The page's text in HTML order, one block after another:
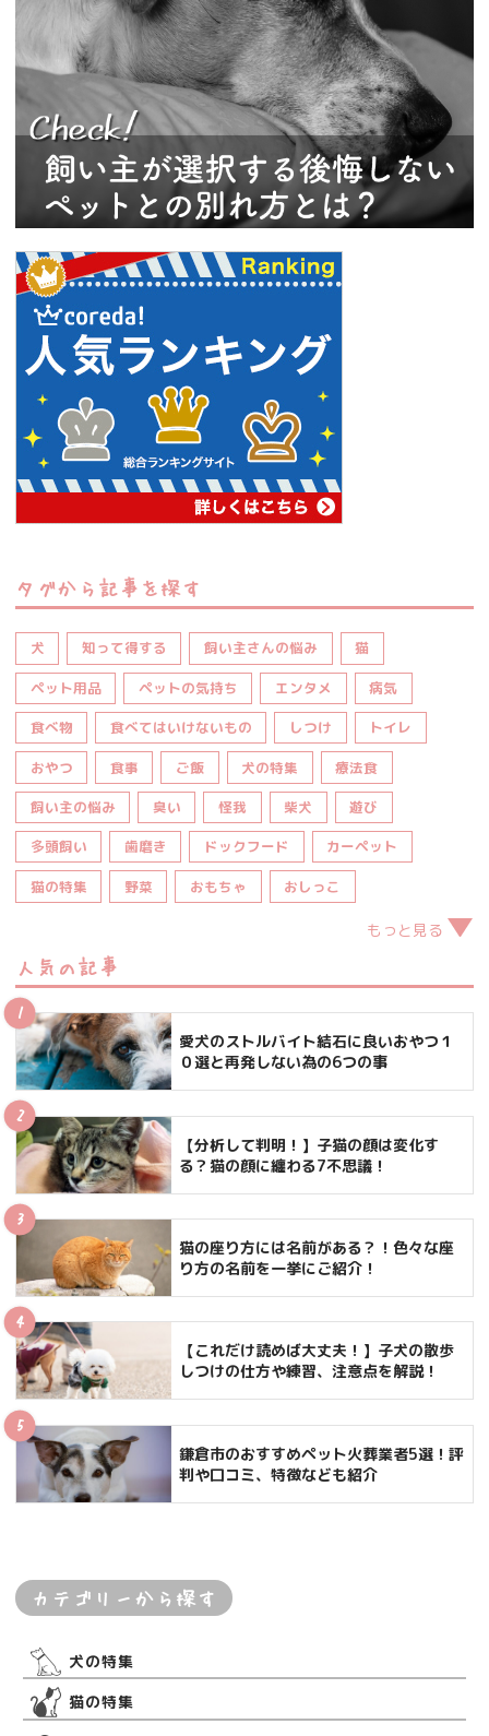
タグから記事を探す
犬 知って得する 飼い主さんの悩み 猫
ペット用品 ペットの気持ち エンタメ 病気
食べ物 食べてはいけないもの しつけ トイレ
おやつ 食事 ご飯 犬の特集 療法食
飼い主の悩み 臭い 怪我 柴犬 遊び
多頭飼い 歯磨き ドックフード カーペット
猫の特集 野菜 おもちゃ おしっこ
もっと見る
人気の記事
愛犬のストルバイト結石に良いおやつ１
０選と再発しない為の6つの事
【分析して判明！】子猫の顔は変化す
る？猫の顔に纏わる7不思議！
猫の座り方には名前がある？！色々な座
り方の名前を一挙にご紹介！
【これだけ読めば大丈夫！】子犬の散歩
しつけの仕方や練習、注意点を解説！
鎌倉市のおすすめペット火葬業者5選！評
判や口コミ、特徴なども紹介
カテゴリーから探す
犬の特集
猫の特集